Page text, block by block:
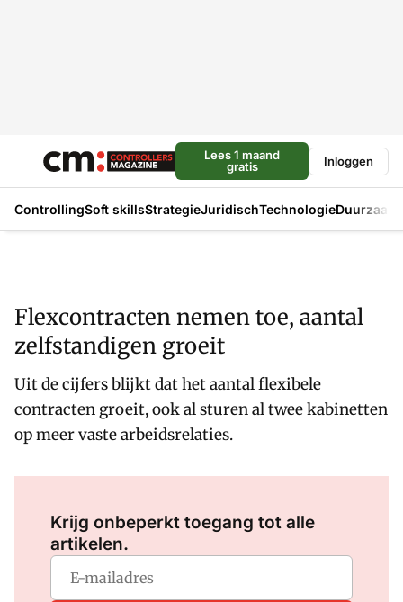
Lees 1 maand
gratis
Inloggen
ControllingSoft skillsStrategieJuridischTechnologie
Flexcontracten nemen toe, aantal
zelfstandigen groeit
Uit de cijfers blijkt dat het aantal flexibele
contracten groeit, ook al sturen al twee kabinetten
op meer vaste arbeidsrelaties.
Krijg onbeperkt toegang tot alle
artikelen.